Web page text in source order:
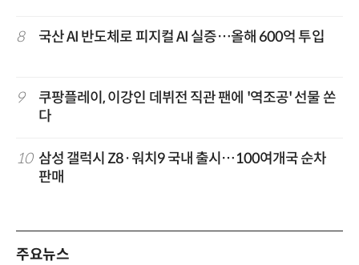
8 국산 AI 반도체로 피지컬 AI 실증…올해 600억 투입
9
쿠팡플레이, 이강인 데뷔전 직관 팬에 '역조공' 선물 쏜
다
10 삼성 갤럭시 Z8·워치9 국내 출시…100여개국 순차
판매
주요뉴스